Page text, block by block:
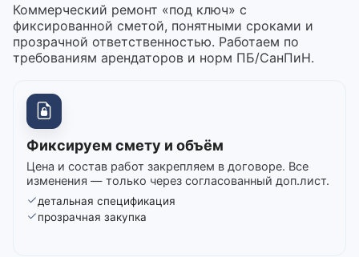
Коммерческий ремонт «под ключ» с
фиксированной сметой, понятными сроками и
прозрачной ответственностью. Работаем по
требованиям арендаторов и норм ПБ/СанПиН.
Фиксируем смету и объём
Цена и состав работ закрепляем в договоре. Все
изменения — только через согласованный доп.лист.
детальная спецификация
прозрачная закупка